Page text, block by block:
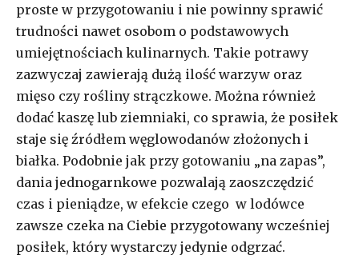
proste w przygotowaniu i nie powinny sprawić
trudności nawet osobom o podstawowych
umiejętnościach kulinarnych. Takie potrawy
zazwyczaj zawierają dużą ilość warzyw oraz
mięso czy rośliny strączkowe. Można również
dodać kaszę lub ziemniaki, co sprawia, że posiłek
staje się źródłem węglowodanów złożonych i
białka. Podobnie jak przy gotowaniu „na zapas”,
dania jednogarnkowe pozwalają zaoszczędzić
czas i pieniądze, w efekcie czego w lodówce
zawsze czeka na Ciebie przygotowany wcześniej
posiłek, który wystarczy jedynie odgrzać.